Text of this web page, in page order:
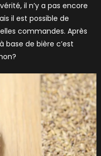
il n’y a pas encore
il est possible de
commandes. Après
base de bière c’est